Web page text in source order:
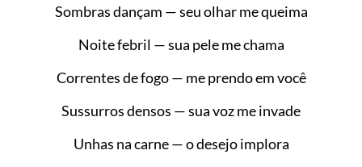
Sombras dançam — seu olhar me queima
Noite febril — sua pele me chama
Correntes de fogo — me prendo em você
Sussurros densos — sua voz me invade
Unhas na carne — o desejo implora